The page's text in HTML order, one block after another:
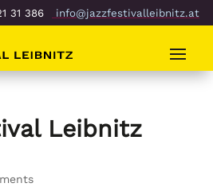
31 386 info@jazzfestivalleibnitz.at
Leibnitz